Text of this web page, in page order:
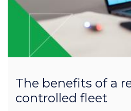
The benefits of a
controlled fleet